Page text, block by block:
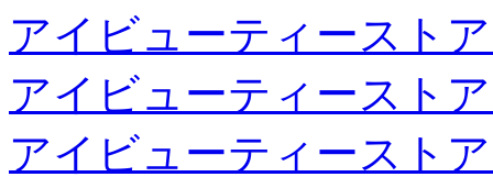
アイビューティースト
アイビューティースト
アイビューティースト